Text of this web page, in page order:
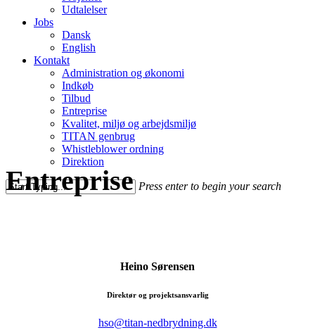
Udtalelser
Jobs
Dansk
English
Kontakt
Administration og økonomi
Indkøb
Tilbud
Entreprise
Kvalitet, miljø og arbejdsmiljø
TITAN genbrug
Whistleblower ordning
Direktion
Press enter to begin your search
Entreprise
Heino Sørensen
Direktør og projektsansvarlig
hso@titan-nedbrydning.dk